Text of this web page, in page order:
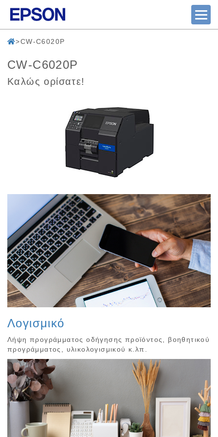
CW-C6020P
CW-C6020P
Καλώς ορίσατε!
Λογισμικό
Λήψη προγράμματος οδήγησης προϊόντος, βοηθητικού
προγράμματος, υλικολογισμικού κ.λπ.